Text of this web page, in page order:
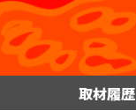
取材履歴